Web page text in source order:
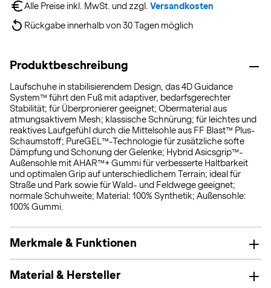
Alle Preise inkl. MwSt. und zzgl. Versandkosten
Rückgabe innerhalb von 30 Tagen möglich
Produktbeschreibung
Laufschuhe in stabilisierendem Design, das 4D Guidance
System™ führt den Fuß mit adaptiver, bedarfsgerechter
Stabilität; für Überpronierer geeignet; Obermaterial aus
atmungsaktivem Mesh; klassische Schnürung; für leichtes und
reaktives Laufgefühl durch die Mittelsohle aus FF Blast™ Plus-
Schaumstoff; PureGEL™-Technologie für zusätzliche softe
Dämpfung und Schonung der Gelenke; Hybrid Asicsgrip™-
Außensohle mit AHAR™+ Gummi für verbesserte Haltbarkeit
und optimalen Grip auf unterschiedlichem Terrain; ideal für
Straße und Park sowie für Wald- und Feldwege geeignet;
normale Schuhweite; Material: 100% Synthetik; Außensohle:
100% Gummi.
Merkmale & Funktionen
Material & Hersteller